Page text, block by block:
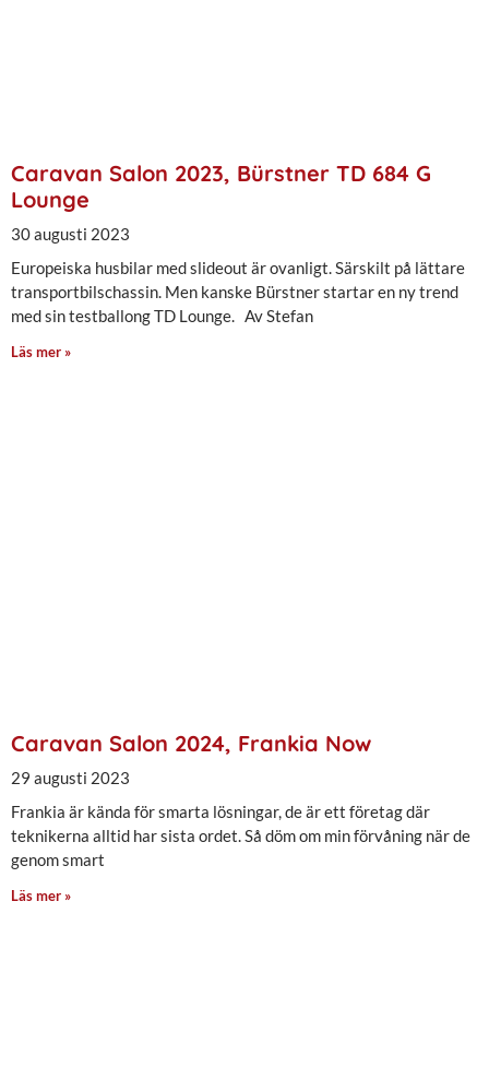
Caravan Salon 2023, Bürstner TD 684 G
Lounge
30 augusti 2023
Europeiska husbilar med slideout är ovanligt. Särskilt på lättare
transportbilschassin. Men kanske Bürstner startar en ny trend
med sin testballong TD Lounge. Av Stefan
Läs mer »
Caravan Salon 2024, Frankia Now
29 augusti 2023
Frankia är kända för smarta lösningar, de är ett företag där
teknikerna alltid har sista ordet. Så döm om min förvåning när de
genom smart
Läs mer »